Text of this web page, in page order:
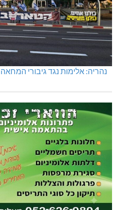
נהריה: אלימות נגד גיבורי המחאה